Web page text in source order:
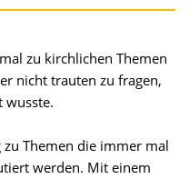
zu kirchlichen Themen
nicht trauten zu fragen,
wusste.
zu Themen die immer mal
werden. Mit einem